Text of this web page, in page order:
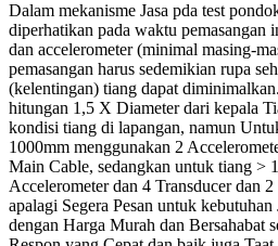
Dalam mekanisme Jasa pda test
diperhatikan pada waktu pemasangan
dan accelerometer (minimal masing-
pemasangan harus sedemikian rupa
(kelentingan) tiang dapat
hitungan 1,5 X Diameter dari kepala
kondisi tiang di lapangan, namun
1000mm menggunakan 2
Main Cable, sedangkan untuk tiang >
Accelerometer dan 4 Transducer dan
apalagi Segera Pesan untuk
dengan Harga Murah dan Bersahabat